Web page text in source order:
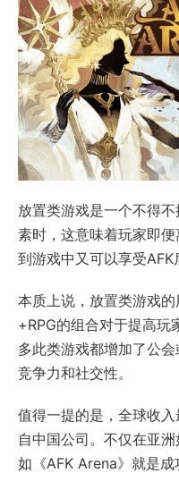
放置类游戏是一个不得
素时，这意味着玩家即
到游戏中又可以享受AFK
本质上说，放置类游戏
+RPG的组合对于提高玩
多此类游戏都增加了公
竞争力和社交性。
值得一提的是，全球收
自中国公司。不仅在亚
如《AFK Arena》就是成